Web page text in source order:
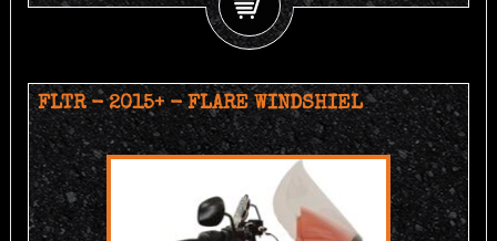
FLTR - 2015+ - FLARE WINDSHIEL